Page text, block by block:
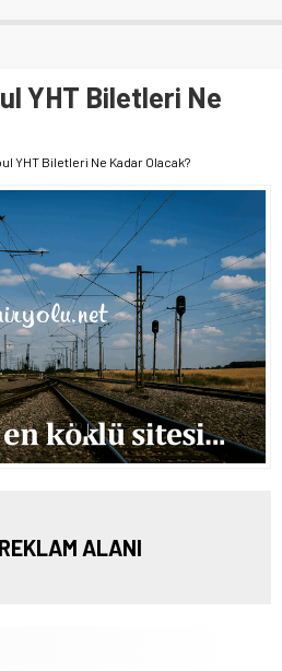
YHT Biletleri Ne
YHT Biletleri Ne Kadar Olacak?
ALANI